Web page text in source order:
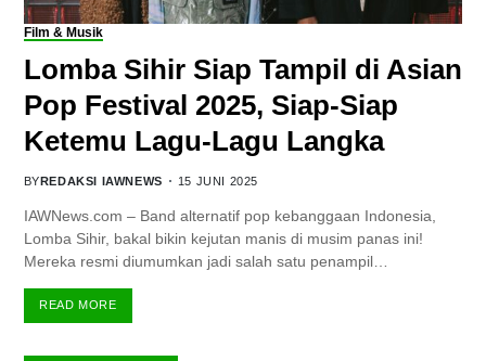
Film & Musik
Lomba Sihir Siap Tampil di Asian
Pop Festival 2025, Siap-Siap
Ketemu Lagu-Lagu Langka
BYREDAKSI IAWNEWS 15 JUNI 2025
IAWNews.com – Band alternatif pop kebanggaan Indonesia,
Lomba Sihir, bakal bikin kejutan manis di musim panas ini!
Mereka resmi diumumkan jadi salah satu penampil…
READ MORE